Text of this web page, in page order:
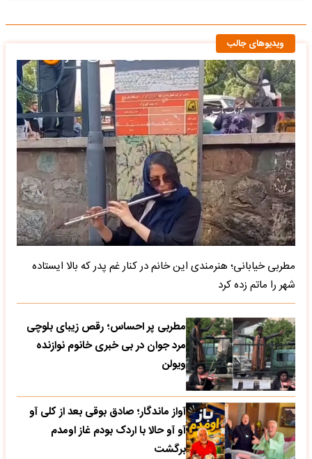
ویدیوهای جالب
مطربی خیابانی؛ هنرمندی این خانم در کنار غم پدر که بالا ایستاده
شهر را ماتم زده کرد
مطربی پر احساس؛ رقص زیبای بلوچی
مرد جوان در بی خبری خانوم نوازنده
ویولن
آواز ماندگار؛ صادق بوقی بعد از کلی آو
آو آو حالا با اردک بودم غاز اومدم
برگشت